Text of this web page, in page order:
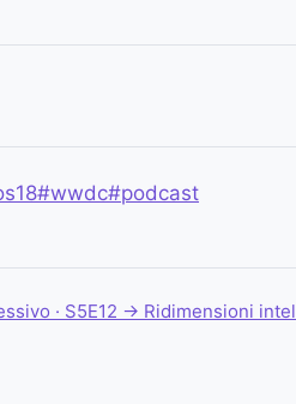
#wwdc#podcast
· S5E12 → Ridimensioni